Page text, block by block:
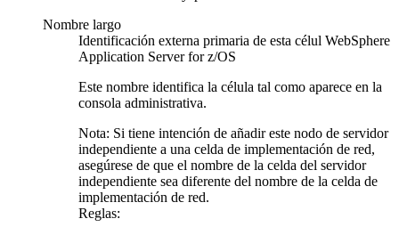
Nombre largo
Identificación externa primaria de esta célul WebSphere
Application Server for z/OS
Este nombre identifica la célula tal como aparece en la
consola administrativa.
Nota: Si tiene intención de añadir este nodo de servidor
independiente a una celda de implementación de red,
asegúrese de que el nombre de la celda del servidor
independiente sea diferente del nombre de la celda de
implementación de red.
Reglas: